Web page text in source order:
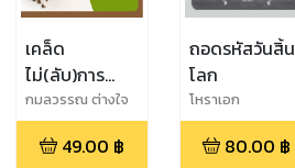
เคล็ด
ไม่(ลับ)การ
สัมภาษณ์
กมลวรรณ ต่างใจ
49.00 ฿
ถอดรหัสวันสิ้น
โลก
โหราเอก
80.00 ฿